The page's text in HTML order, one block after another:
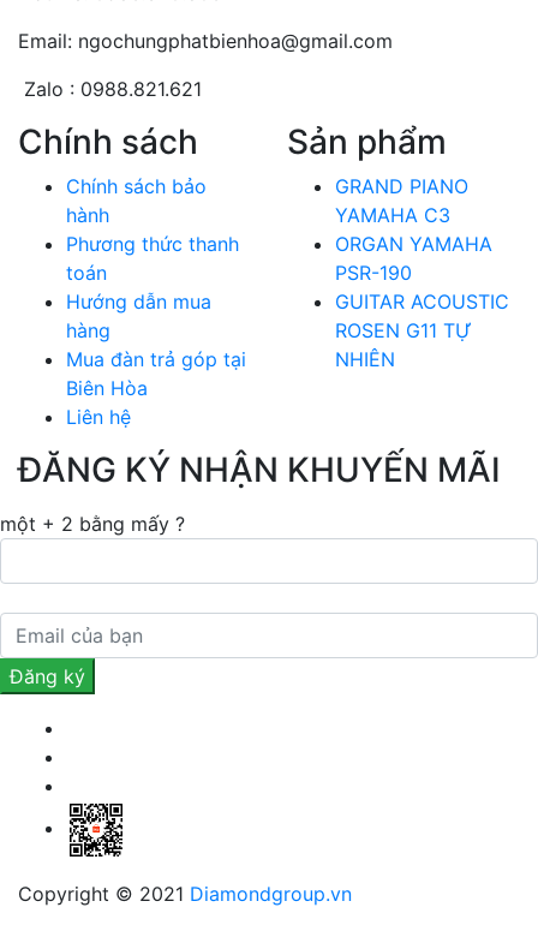
Email: ngochungphatbienhoa@gmail.com
Zalo : 0988.821.621
Chính sách
Chính sách bảo
hành
Phương thức thanh
toán
Hướng dẫn mua
hàng
Mua đàn trả góp tại
Biên Hòa
Liên hệ
Sản phẩm
GRAND PIANO
YAMAHA C3
ORGAN YAMAHA
PSR-190
GUITAR ACOUSTIC
ROSEN G11 TỰ
NHIÊN
ĐĂNG KÝ NHẬN KHUYẾN MÃI
một + 2 bằng mấy ?
Copyright © 2021 Diamondgroup.vn